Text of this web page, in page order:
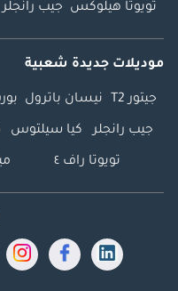
تويوتا هيلوكس جيب رانجلر
موديلات جديدة شعبية
جيتور T2 نيسان باترول
جيب رانجلر كيا سيلتوس
تويوتا راف ٤